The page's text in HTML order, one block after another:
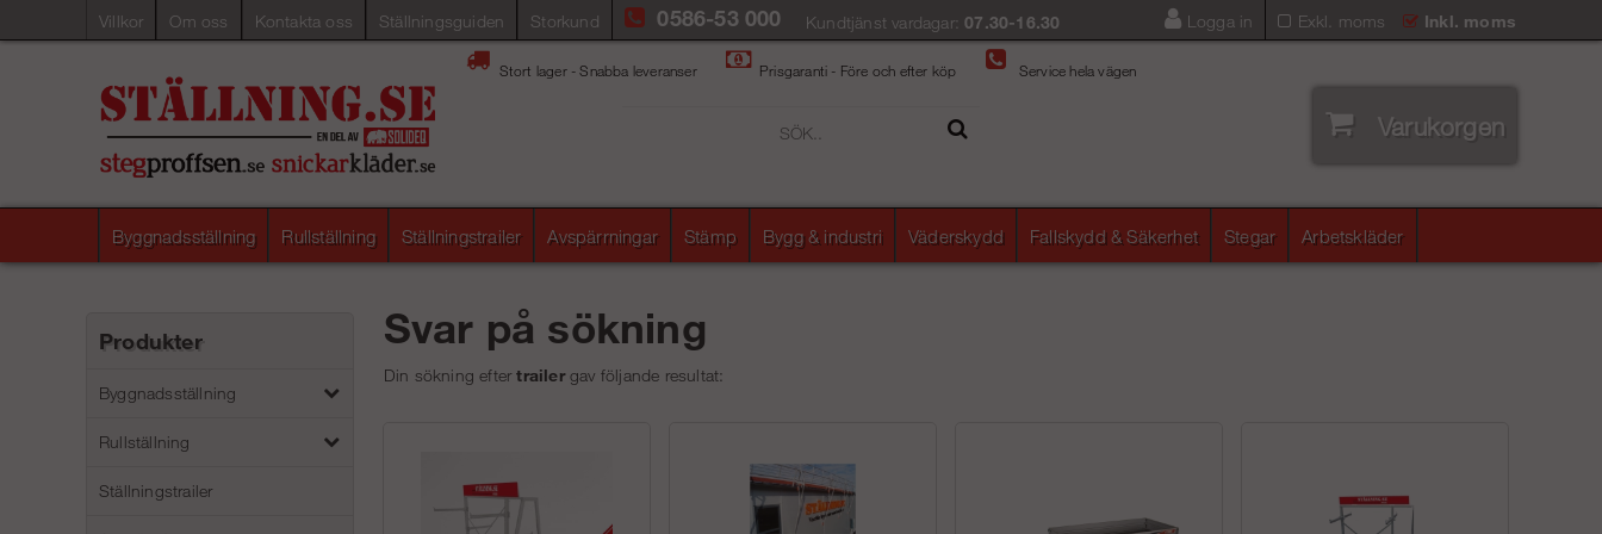
Villkor Om oss Kontakta oss Ställningsguiden Storkund Exkl. moms Inkl. moms
0586-53 000 Kundtjänst vardagar:07.30-16.30 Logga in
Stort lager - Snabba leveranser Prisgaranti - Före och efter köp Service hela vägen
Varukorgen
Byggnadsställning Rullställning Ställningstrailer Avspärrningar Stämp Bygg & industri Väderskydd Fallskydd & Säkerhet Stegar Arbetskläder
Produkter
Byggnadsställning
Rullställning
Ställningstrailer
Svar på sökning
Din sökning eftertrailergav följande resultat: